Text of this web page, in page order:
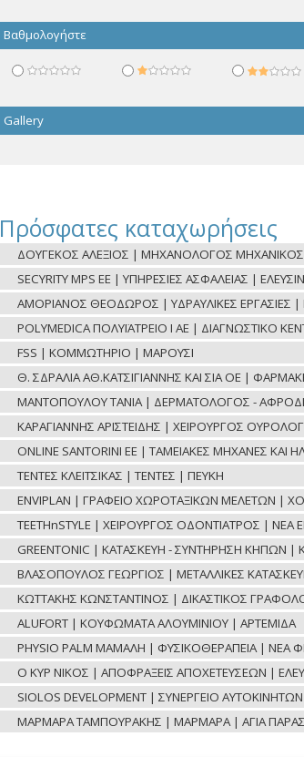
Βαθμολογήστε
Gallery
Πρόσφατες καταχωρήσεις
ΔΟΥΓΕΚΟΣ ΑΛΕΞΙΟΣ | ΜΗΧΑΝΟΛΟΓΟΣ ΜΗΧΑΝΙΚΟΣ
SECYRITY MPS ΕΕ | ΥΠΗΡΕΣΙΕΣ ΑΣΦΑΛΕΙΑΣ |
ΑΜΟΡΙΑΝΟΣ ΘΕΟΔΩΡΟΣ | ΥΔΡΑΥΛΙΚΕΣ ΕΡΓΑΣΙΕΣ |
POLYMEDICA ΠΟΛΥΪΑΤΡΕΙΟ Ι ΑΕ | ΔΙΑΓΝΩΣΤΙΚΟ
FSS | ΚΟΜΜΩΤΗΡΙΟ | ΜΑΡΟΥΣΙ
Θ. ΣΔΡΑΛΙΑ ΑΘ.ΚΑΤΣΙΓΙΑΝΝΗΣ ΚΑΙ ΣΙΑ ΟΕ |
ΜΑΝΤΟΠΟΥΛΟΥ ΤΑΝΙΑ | ΔΕΡΜΑΤΟΛΟΓΟΣ -
ΚΑΡΑΓΙΑΝΝΗΣ ΑΡΙΣΤΕΙΔΗΣ | ΧΕΙΡΟΥΡΓΟΣ
ONLINE SANTORINI ΕΕ | ΤΑΜΕΙΑΚΕΣ ΜΗΧΑΝΕΣ
ΤΕΝΤΕΣ ΚΛΕΙΤΣΙΚΑΣ | ΤΕΝΤΕΣ | ΠΕΥΚΗ
ENVIPLAN | ΓΡΑΦΕΙΟ ΧΩΡΟΤΑΞΙΚΩΝ ΜΕΛΕΤΩΝ |
TEETHnSTYLE | ΧΕΙΡΟΥΡΓΟΣ ΟΔΟΝΤΙΑΤΡΟΣ | ΝΕΑ
GREENTONIC | ΚΑΤΑΣΚΕΥΗ - ΣΥΝΤΗΡΗΣΗ ΚΗΠΩΝ |
ΒΛΑΣΟΠΟΥΛΟΣ ΓΕΩΡΓΙΟΣ | ΜΕΤΑΛΛΙΚΕΣ
ΚΩΤΤΑΚΗΣ ΚΩΝΣΤΑΝΤΙΝΟΣ | ΔΙΚΑΣΤΙΚΟΣ
ALUFORT | ΚΟΥΦΩΜΑΤΑ ΑΛΟΥΜΙΝΙΟΥ | ΑΡΤΕΜΙΔΑ
PHYSIO PALM ΜΑΜΑΛΗ | ΦΥΣΙΚΟΘΕΡΑΠΕΙΑ | ΝΕΑ
Ο ΚΥΡ ΝΙΚΟΣ | ΑΠΟΦΡΑΞΕΙΣ ΑΠΟΧΕΤΕΥΣΕΩΝ |
SIOLOS DEVELOPMENT | ΣΥΝΕΡΓΕΙΟ
ΜΑΡΜΑΡΑ ΤΑΜΠΟΥΡΑΚΗΣ | ΜΑΡΜΑΡΑ | ΑΓΙΑ